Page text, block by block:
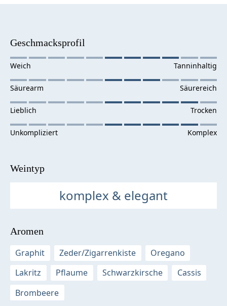
Geschmacksprofil
Weintyp
komplex & elegant
Aromen
Graphit
Zeder/Zigarrenkiste
Oregano
Lakritz
Pflaume Schwarzkirsche
Cassis
Brombeere